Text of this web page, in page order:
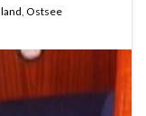
Ostsee